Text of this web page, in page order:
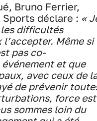
Bruno Ferrier,
déclare : «
difficultés
Même si
pas co-
et que
avec ceux de
de prévenir
force est
sommes loin du